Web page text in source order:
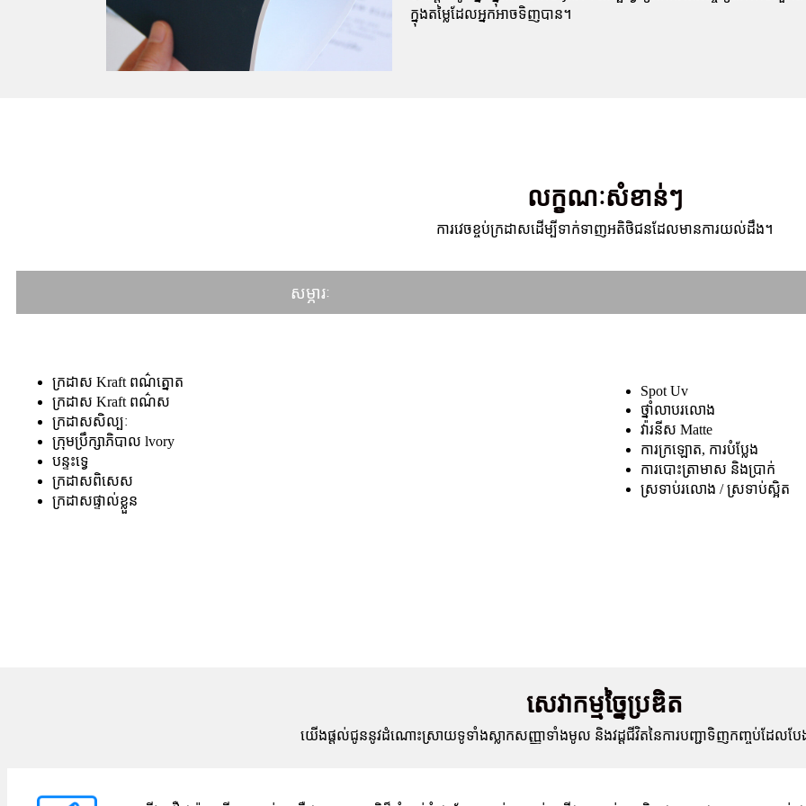
ក្នុងតម្លៃដែលអ្នកអាចទិញបាន។
លក្ខណៈសំខាន់ៗ
ការវេចខ្ចប់ក្រដាសដើម្បីទាក់ទាញអតិថិជនដែលមានការយល់ដឹង។
សម្ភារៈ
ក្រដាស Kraft ពណ៌ត្នោត
ក្រដាស Kraft ពណ៌ស
ក្រដាសសិល្បៈ
ក្រុមប្រឹក្សាភិបាល lvory
បន្ទះទ្វេ
ក្រដាសពិសេស
ក្រដាសផ្ទាល់ខ្លួន
Spot Uv
ថ្នាំលាបរលោង
វ៉ារនីស Matte
ការក្រឡោត, ការបំប្លែង
ការបោះត្រាមាស និងប្រាក់
ស្រទាប់រលោង / ស្រទាប់ស្អិត
សេវាកម្មច្នៃប្រឌិត
យើងផ្តល់ជូននូវដំណោះស្រាយទូទាំងស្លាកសញ្ញាទាំងមូល និងវដ្តជីវិតនៃការបញ្ជាទិញកញ្ចប់ដែលបែ